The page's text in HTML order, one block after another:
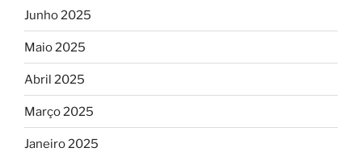
Junho 2025
Maio 2025
Abril 2025
Março 2025
Janeiro 2025